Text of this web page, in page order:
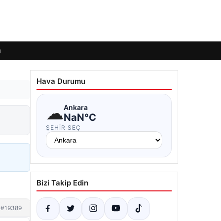
#19389
Hava Durumu
☁Ankara
NaN°C
ŞEHIR SEÇ
Bizi Takip Edin